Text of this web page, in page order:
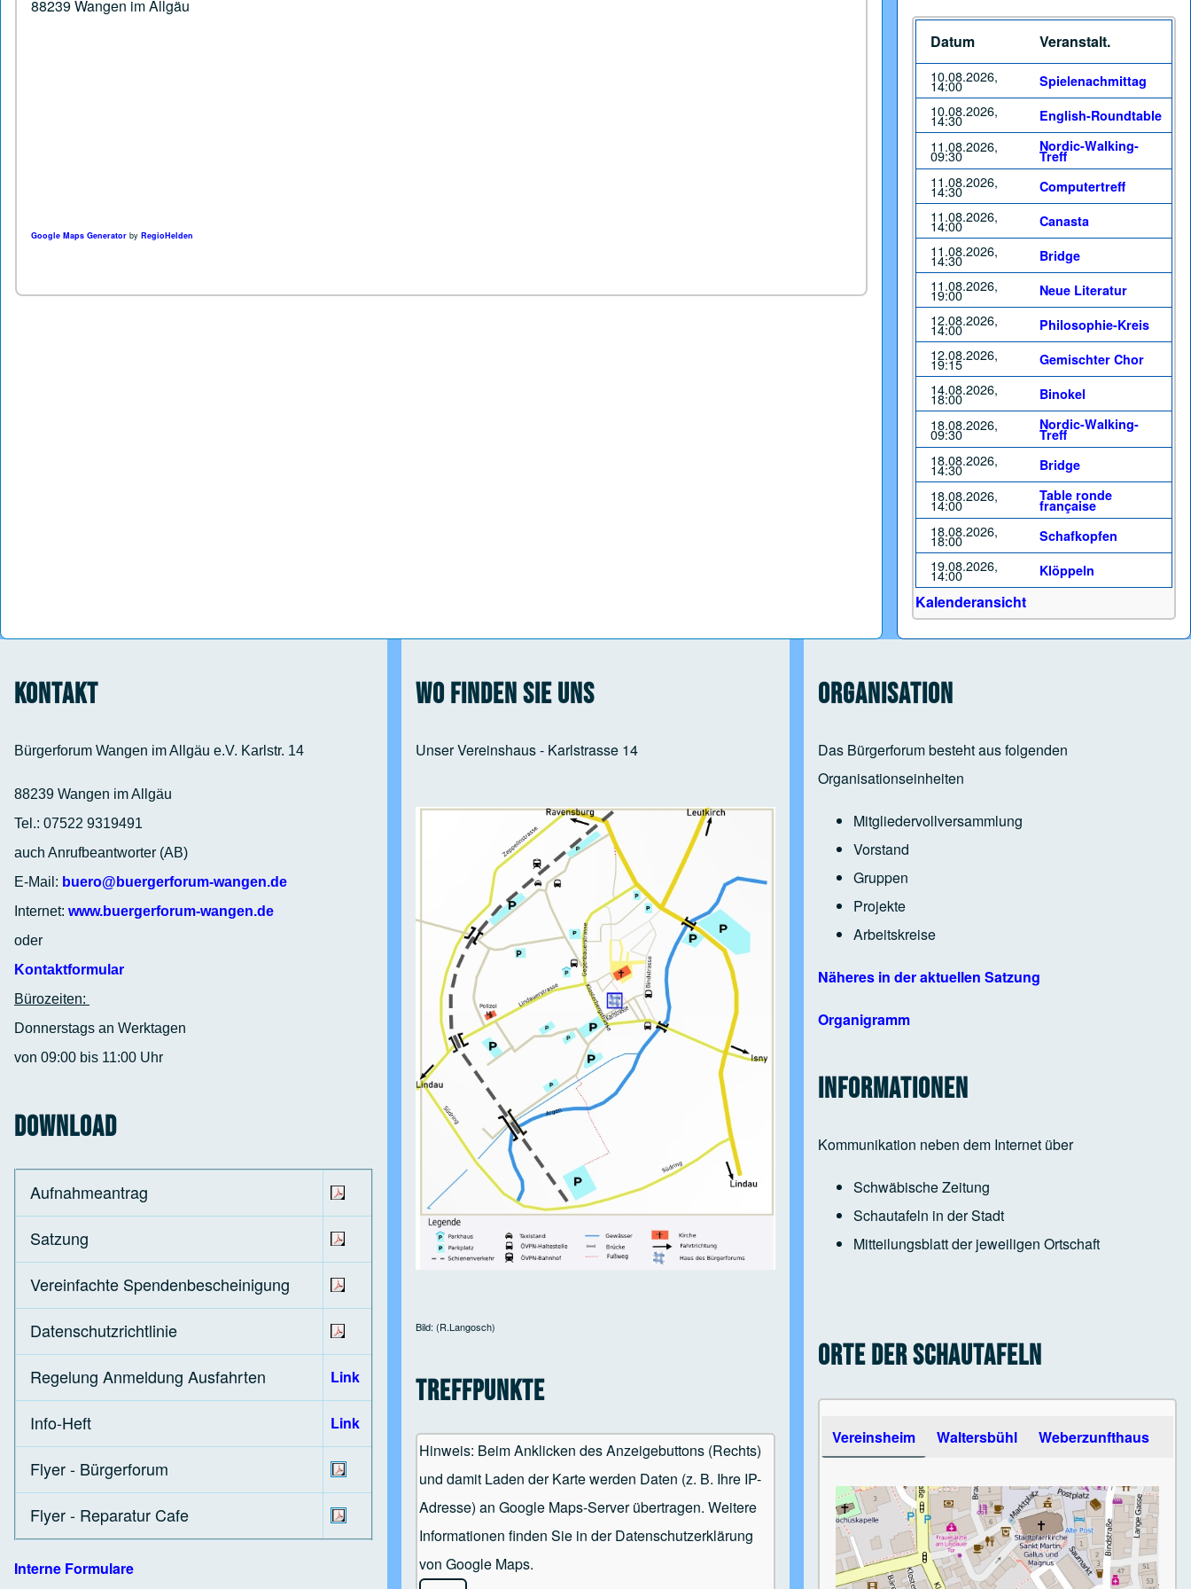
88239 Wangen im Allgäu
Google Maps Generator by RegioHelden
Datum Veranstalt.
10.08.2026,
14:00 Spielenachmittag
10.08.2026,
14:30 English-Roundtable
11.08.2026,
09:30
Nordic-Walking-
Treff
11.08.2026,
14:30 Computertreff
11.08.2026,
14:00 Canasta
11.08.2026,
14:30 Bridge
11.08.2026,
19:00 Neue Literatur
12.08.2026,
14:00 Philosophie-Kreis
12.08.2026,
19:15 Gemischter Chor
14.08.2026,
18:00 Binokel
18.08.2026,
09:30
Nordic-Walking-
Treff
18.08.2026,
14:30 Bridge
18.08.2026,
14:00
Table ronde
française
18.08.2026,
18:00 Schafkopfen
19.08.2026,
14:00 Klöppeln
Kalenderansicht
Kontakt
Bürgerforum Wangen im Allgäu e.V. Karlstr. 14
88239 Wangen im Allgäu
Tel.: 07522 9319491
auch Anrufbeantworter (AB)
E-Mail: buero@buergerforum-wangen.de
Internet: www.buergerforum-wangen.de
oder
Kontaktformular
Bürozeiten:
Donnerstags an Werktagen
von 09:00 bis 11:00 Uhr
Download
Aufnahmeantrag
Satzung
Vereinfachte Spendenbescheinigung
Datenschutzrichtlinie
Regelung Anmeldung Ausfahrten
Link
Info-Heft Link
Flyer - Bürgerforum
Flyer - Reparatur Cafe
Interne Formulare
Wo finden Sie uns
Unser Vereinshaus - Karlstrasse 14
Bild: (R.Langosch)
Treffpunkte
Hinweis: Beim Anklicken des Anzeigebuttons (Rechts)
und damit Laden der Karte werden Daten (z. B. Ihre IP-
Adresse) an Google Maps-Server übertragen. Weitere
Informationen finden Sie in der Datenschutzerklärung
von Google Maps.
Organisation
Das Bürgerforum besteht aus folgenden
Organisationseinheiten
Mitgliedervollversammlung
Vorstand
Gruppen
Projekte
Arbeitskreise
Näheres in der aktuellen Satzung
Organigramm
Informationen
Kommunikation neben dem Internet über
Schwäbische Zeitung
Schautafeln in der Stadt
Mitteilungsblatt der jeweiligen Ortschaft
Orte der Schautafeln
Use the arrow keys to navigate between tabs
Vereinsheim Waltersbühl Weberzunfthaus